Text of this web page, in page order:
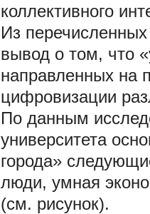
коллективного
Из
вывод о том, что
направленных на
цифровизации
По данным
университета
города»
люди, умная
(см. рисунок).